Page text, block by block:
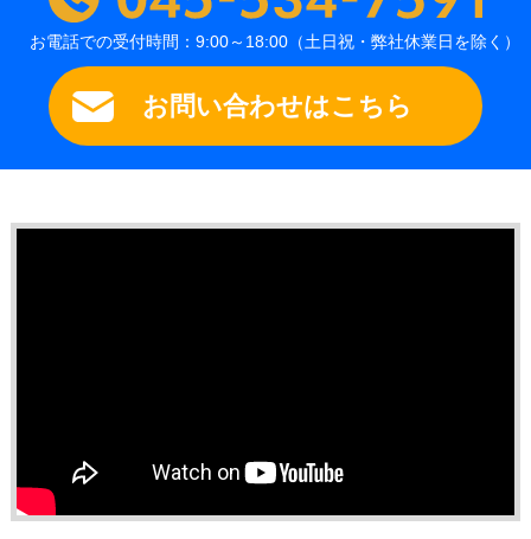
お電話での受付時間：9:00～18:00（土日祝・弊社休業日を除く）
お問い合わせはこちら